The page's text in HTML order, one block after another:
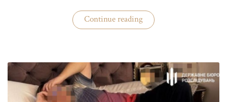
Continue reading«На
Банковой
Буданова
и
Умерова»